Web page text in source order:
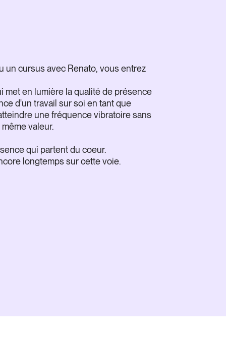
un cursus avec Renato, vous entrez
met en lumière la qualité de présence
d'un travail sur soi en tant que
une fréquence vibratoire sans
valeur.
qui partent du coeur.
longtemps sur cette voie.